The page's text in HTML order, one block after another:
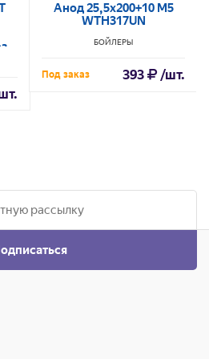
2
Анод 25,5х200+10 М5
WTH317UN
БОЙЛЕРЫ
Под заказ 393 /шт.